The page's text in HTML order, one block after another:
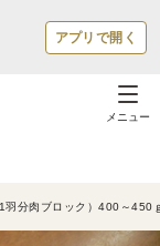
アプリで開く
メニュー
羽分肉ブロック）400～450